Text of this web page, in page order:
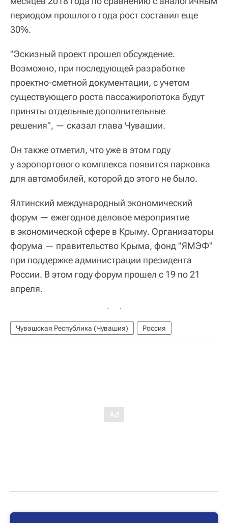
периодом прошлого года рост составил еще
30%.
"Эскизный проект прошел обсуждение.
Возможно, при последующей разработке
проектно-сметной документации, с учетом
существующего роста пассажиропотока будут
приняты отдельные дополнительные
решения", — сказал глава Чувашии.
Он также отметил, что уже в этом году
у аэропортового комплекса появится парковка
для автомобилей, которой до этого не было.
Ялтинский международный экономический
форум — ежегодное деловое мероприятие
в экономической сфере в Крыму. Организаторы
форума — правительство Крыма, фонд "ЯМЭФ"
при поддержке администрации президента
России. В этом году форум прошел с 19 по 21
апреля.
Чувашская Республика (Чувашия) Россия